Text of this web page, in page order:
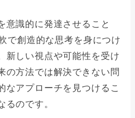
意識的に発達させること
で創造的な思考を身につけ
新しい視点や可能性を受け
の方法では解決できない問
なアプローチを見つけるこ
るのです。